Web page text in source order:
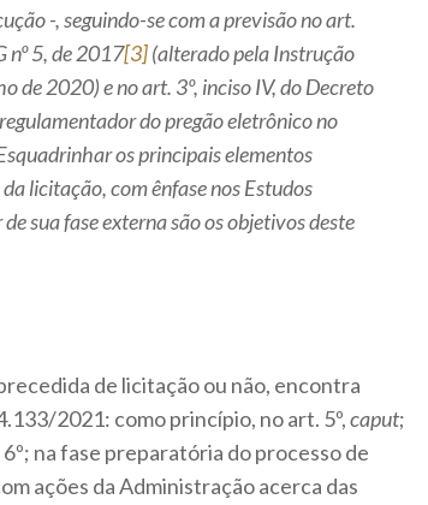
-, seguindo-se com a previsão no art.
5, de 2017[3](alterado pela Instrução
de 2020) e no art. 3º, inciso IV, do Decreto
do pregão eletrônico no
os principais elementos
licitação, com ênfase nos Estudos
sua fase externa são os objetivos deste
de licitação ou não, encontra
2021: como princípio, no art. 5º,caput;
na fase preparatória do processo de
ações da Administração acerca das